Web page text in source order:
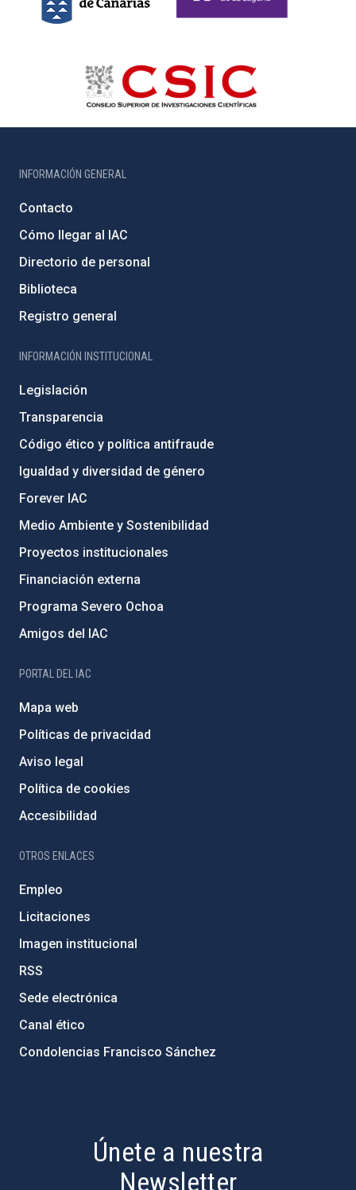
INFORMACIÓN GENERAL
Contacto
Cómo llegar al IAC
Directorio de personal
Biblioteca
Registro general
INFORMACIÓN INSTITUCIONAL
Legislación
Transparencia
Código ético y política antifraude
Igualdad y diversidad de género
Forever IAC
Medio Ambiente y Sostenibilidad
Proyectos institucionales
Financiación externa
Programa Severo Ochoa
Amigos del IAC
PORTAL DEL IAC
Mapa web
Políticas de privacidad
Aviso legal
Política de cookies
Accesibilidad
OTROS ENLACES
Empleo
Licitaciones
Imagen institucional
RSS
Sede electrónica
Canal ético
Condolencias Francisco Sánchez
Únete a nuestra
Newsletter